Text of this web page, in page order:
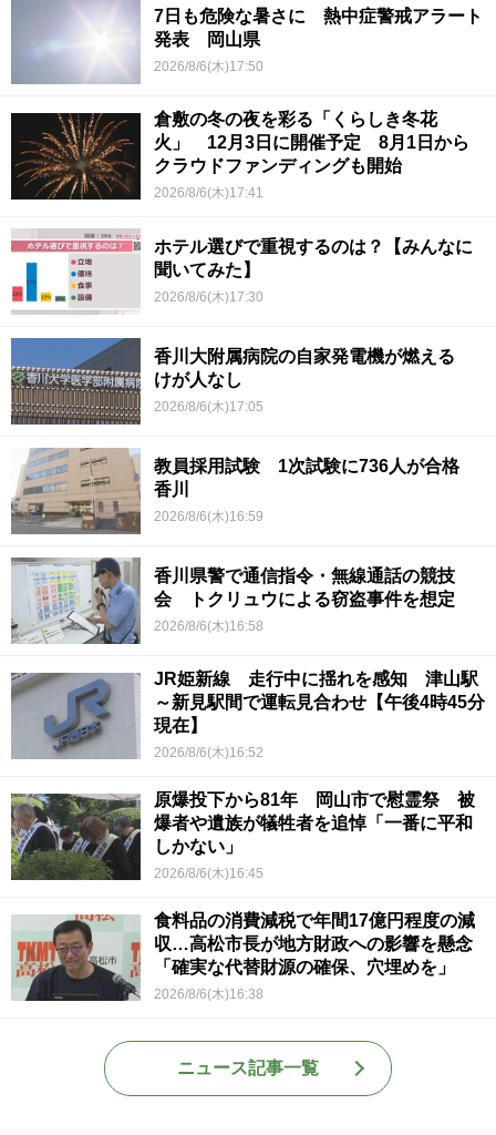
7日も危険な暑さに 熱中症警戒アラート
発表 岡山県
2026/8/6(木)17:50
倉敷の冬の夜を彩る「くらしき冬花
火」 12月3日に開催予定 8月1日から
クラウドファンディングも開始
2026/8/6(木)17:41
ホテル選びで重視するのは？【みんなに
聞いてみた】
2026/8/6(木)17:30
香川大附属病院の自家発電機が燃える
けが人なし
2026/8/6(木)17:05
教員採用試験 1次試験に736人が合格
香川
2026/8/6(木)16:59
香川県警で通信指令・無線通話の競技
会 トクリュウによる窃盗事件を想定
2026/8/6(木)16:58
JR姫新線 走行中に揺れを感知 津山駅
～新見駅間で運転見合わせ【午後4時45分
現在】
2026/8/6(木)16:52
原爆投下から81年 岡山市で慰霊祭 被
爆者や遺族が犠牲者を追悼「一番に平和
しかない」
2026/8/6(木)16:45
食料品の消費減税で年間17億円程度の減
収…高松市長が地方財政への影響を懸念
「確実な代替財源の確保、穴埋めを」
2026/8/6(木)16:38
ニュース記事一覧